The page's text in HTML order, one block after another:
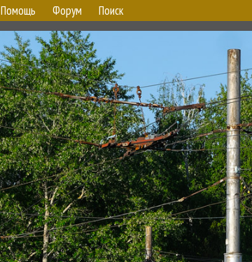
Помощь Форум Поиск